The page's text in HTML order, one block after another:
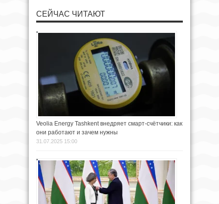
СЕЙЧАС ЧИТАЮТ
Veolia Energy Tashkent внедряет смарт-счётчики: как
они работают и зачем нужны
31.07.2025 15:00